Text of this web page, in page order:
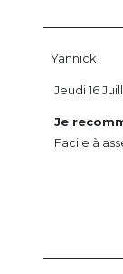
Yannick
Je
Facile à
Jeudi 16